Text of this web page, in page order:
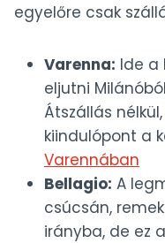
egyelőre csak
Varenna: Ide a
eljutni
Átszállás
kiindulópont a
Varennában
Bellagio: A
csúcsán,
irányba, de ez